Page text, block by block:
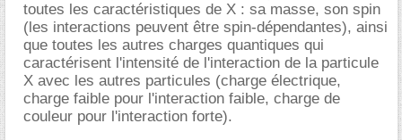
toutes les caractéristiques de X : sa masse, son spin
(les interactions peuvent être spin-dépendantes), ainsi
que toutes les autres charges quantiques qui
caractérisent l'intensité de l'interaction de la particule
X avec les autres particules (charge électrique,
charge faible pour l'interaction faible, charge de
couleur pour l'interaction forte).